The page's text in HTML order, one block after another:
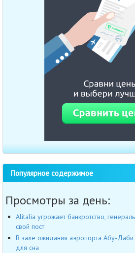
Популярное содержимое
Просмотры за день:
Alitalia угрожает банкротство,
свой пост
В зале ожидания аэропорта Абу-Даби
для сна